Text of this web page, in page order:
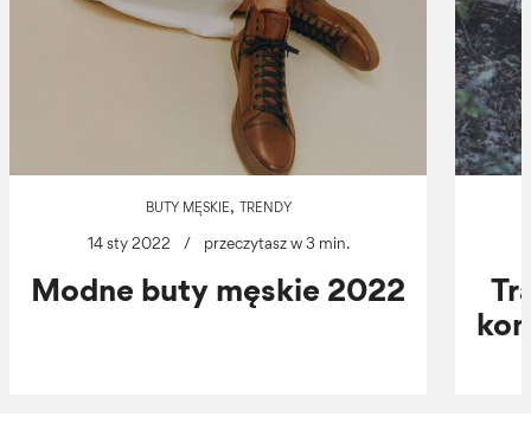
BUTY MĘSKIE, TRENDY
14 sty 2022 / przeczytasz w 3 min.
Modne buty męskie 2022